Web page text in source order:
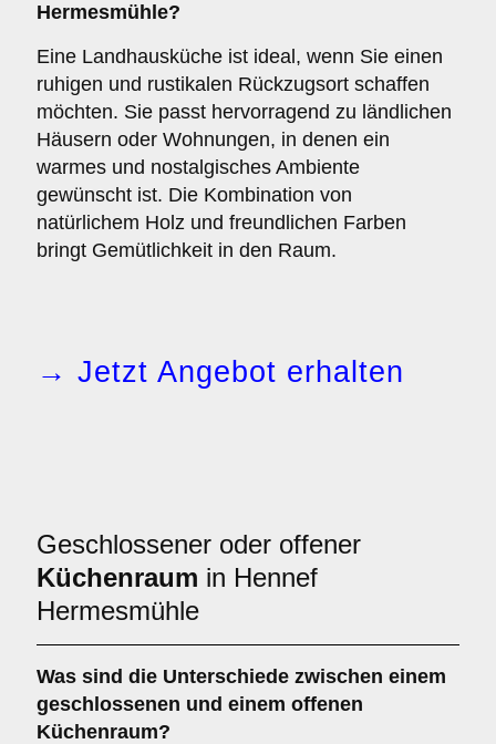
Hermesmühle?
Eine Landhausküche ist ideal, wenn Sie einen
ruhigen und rustikalen Rückzugsort schaffen
möchten. Sie passt hervorragend zu ländlichen
Häusern oder Wohnungen, in denen ein
warmes und nostalgisches Ambiente
gewünscht ist. Die Kombination von
natürlichem Holz und freundlichen Farben
bringt Gemütlichkeit in den Raum.
→ Jetzt Angebot erhalten
Geschlossener oder offener
Küchenraum in Hennef
Hermesmühle
Was sind die Unterschiede zwischen einem
geschlossenen und einem offenen
Küchenraum?